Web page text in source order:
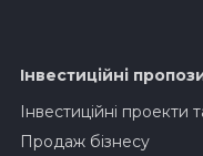
Інвестиційні
Інвестиційні проекти
Продаж бізнесу